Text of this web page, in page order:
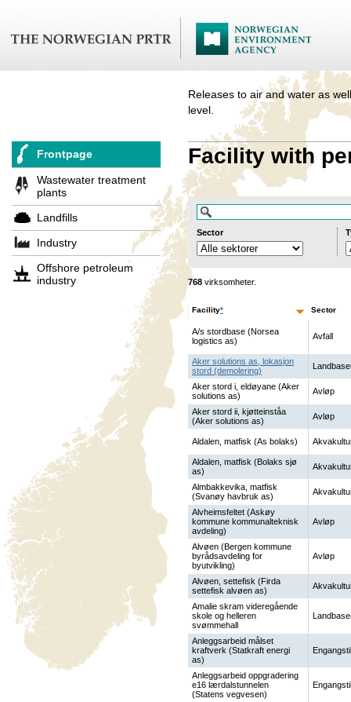
Releases to air and water as
level.
Frontpage
Wastewater treatment
plants
Landfills
Industry
Offshore petroleum
industry
Facility with
Sector
768 virksomheter.
Facility* Sector
A/s stordbase (Norsea
logistics as)
Avfall
Aker solutions as, lokasjon
stord (demolering)
Aker stord i, eldøyane (Aker
solutions as)
Avløp
Aker stord ii, kjøtteinståa
(Aker solutions as)
Avløp
Aldalen, matfisk (As bolaks)
Aldalen, matfisk (Bolaks sjø
as)
Almbakkevika, matfisk
(Svanøy havbruk as)
Alvheimsfeltet (Askøy
kommune kommunalteknisk
avdeling)
Avløp
Alvøen (Bergen kommune
byrådsavdeling for
byutvikling)
Avløp
Alvøen, settefisk (Firda
settefisk alvøen as)
Amalie skram videregående
skole og helleren
svømmehall
Anleggsarbeid målset
kraftverk (Statkraft energi
as)
Anleggsarbeid oppgradering
e16 lærdalstunnelen
(Statens vegvesen)